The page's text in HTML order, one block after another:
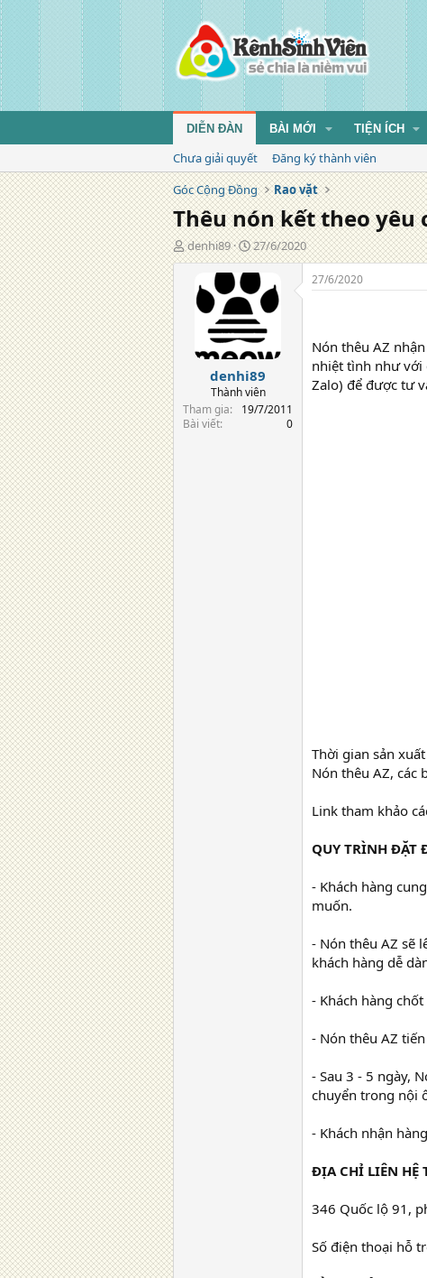
DIỄN ĐÀN BÀI MỚI TIỆN ÍCH
Chưa giải quyết
Đăng ký thành viên
Góc Cộng Đồng
Rao vặt
Thêu nón kết theo yêu
T
á
denhi89
N
g
à
y
đ
ă
n
g
27/6/2020
denhi89
Thành viên
Tham gia
19/7/2011
Bài viết
0
27/6/2020
Nón thêu AZ
nhiệt tình như với
Zalo) để được tư
Thời gian sản
Nón thêu AZ, các
Link tham khảo
QUY TRÌNH ĐẶT
- Khách hàng
muốn.
- Nón thêu AZ sẽ
khách hàng dễ
- Khách hàng
- Nón thêu AZ
- Sau 3 - 5 ngày,
chuyển trong nội
- Khách nhận
ĐỊA CHỈ LIÊN HỆ
346 Quốc lộ 91,
Số điện thoại hỗ